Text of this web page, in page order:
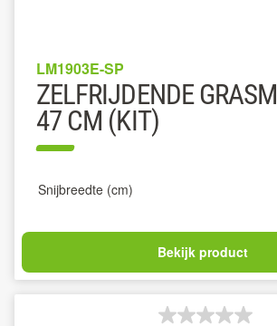
LM1903E-SP
ZELFRIJDENDE
47 CM (KIT)
Snijbreedte (cm)
Bekijk product